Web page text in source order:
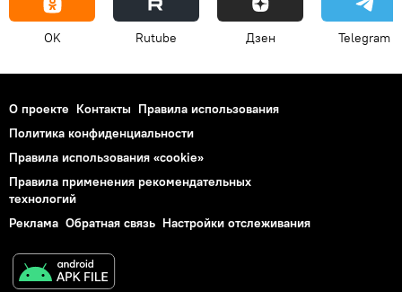
OK Rutube Дзен Telegram
О проекте Контакты Правила использования
Политика конфиденциальности
Правила использования «cookie»
Правила применения рекомендательных
технологий
Реклама Обратная связь Настройки отслеживания